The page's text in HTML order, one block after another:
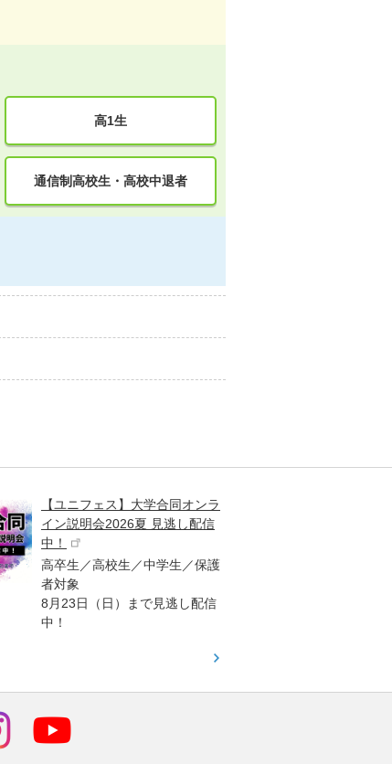
高1生
通信制高校生・高校中退者
【ユニフェス】大学合同オンラ
イン説明会2026夏 見逃し配信
中！
高卒生／高校生／中学生／保護
者対象
8月23日（日）まで見逃し配信
中！